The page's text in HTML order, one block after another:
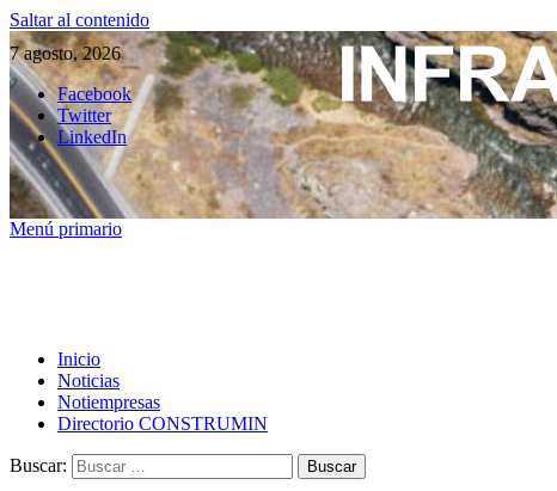
Saltar al contenido
7 agosto, 2026
Facebook
Twitter
LinkedIn
Menú primario
Inicio
Noticias
Notiempresas
Directorio CONSTRUMIN
Buscar: